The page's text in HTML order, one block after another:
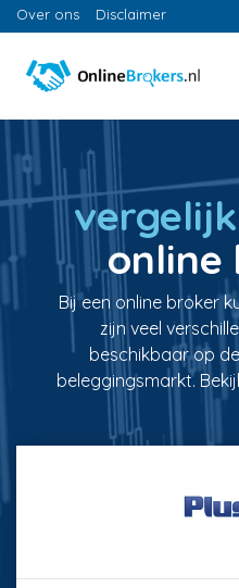
Over ons Disclaimer
vergelijk
online
Bij een online broker
zijn veel
beschikbaar op
beleggingsmarkt.